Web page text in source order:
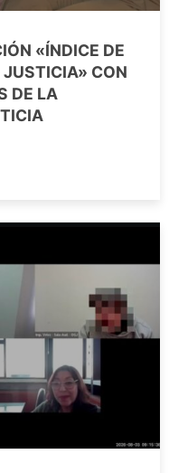
«ÍNDICE DE
CON
DE LA